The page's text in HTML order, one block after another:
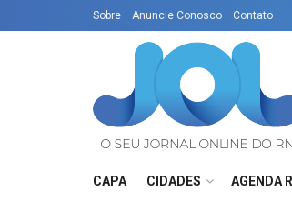
Sobre Anuncie Conosco Contato
CAPA CIDADES AGENDA